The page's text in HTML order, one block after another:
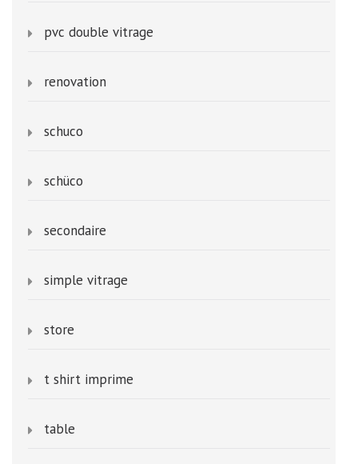
pvc double vitrage
renovation
schuco
schüco
secondaire
simple vitrage
store
t shirt imprime
table